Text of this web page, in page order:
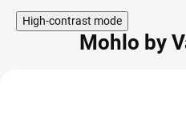
High-contrast mode
Mohlo by